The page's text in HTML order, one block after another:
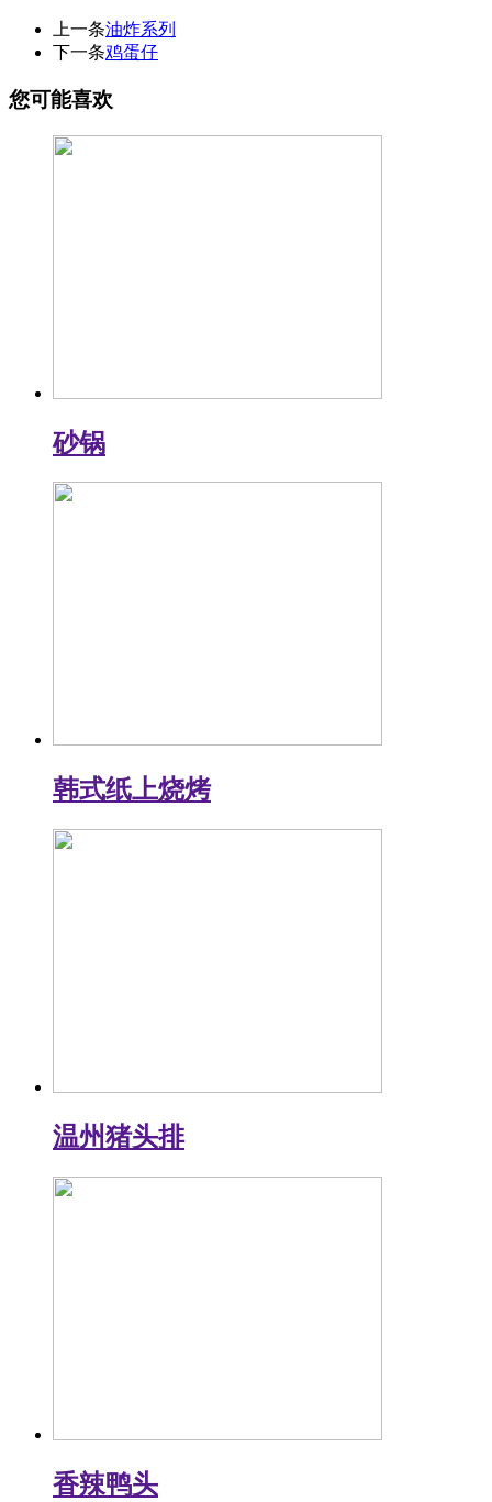
上一条油炸系列
下一条鸡蛋仔
您可能喜欢
砂锅
韩式纸上烧烤
温州猪头排
香辣鸭头